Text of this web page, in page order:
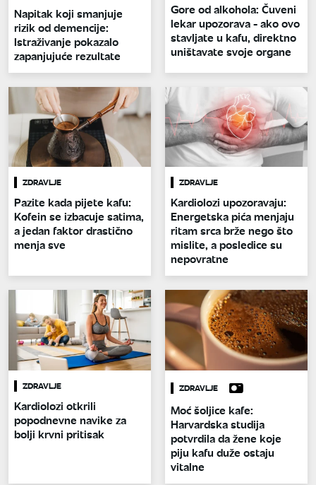
Napitak koji smanjuje
rizik od demencije:
Istraživanje pokazalo
zapanjujuće rezultate
Gore od alkohola: Čuveni
lekar upozorava - ako ovo
stavljate u kafu, direktno
uništavate svoje organe
ZDRAVLJE
Pazite kada pijete kafu:
Kofein se izbacuje satima,
a jedan faktor drastično
menja sve
ZDRAVLJE
Kardiolozi upozoravaju:
Energetska pića menjaju
ritam srca brže nego što
mislite, a posledice su
nepovratne
ZDRAVLJE
Kardiolozi otkrili
popodnevne navike za
bolji krvni pritisak
ZDRAVLJE
Moć šoljice kafe:
Harvardska studija
potvrdila da žene koje
piju kafu duže ostaju
vitalne